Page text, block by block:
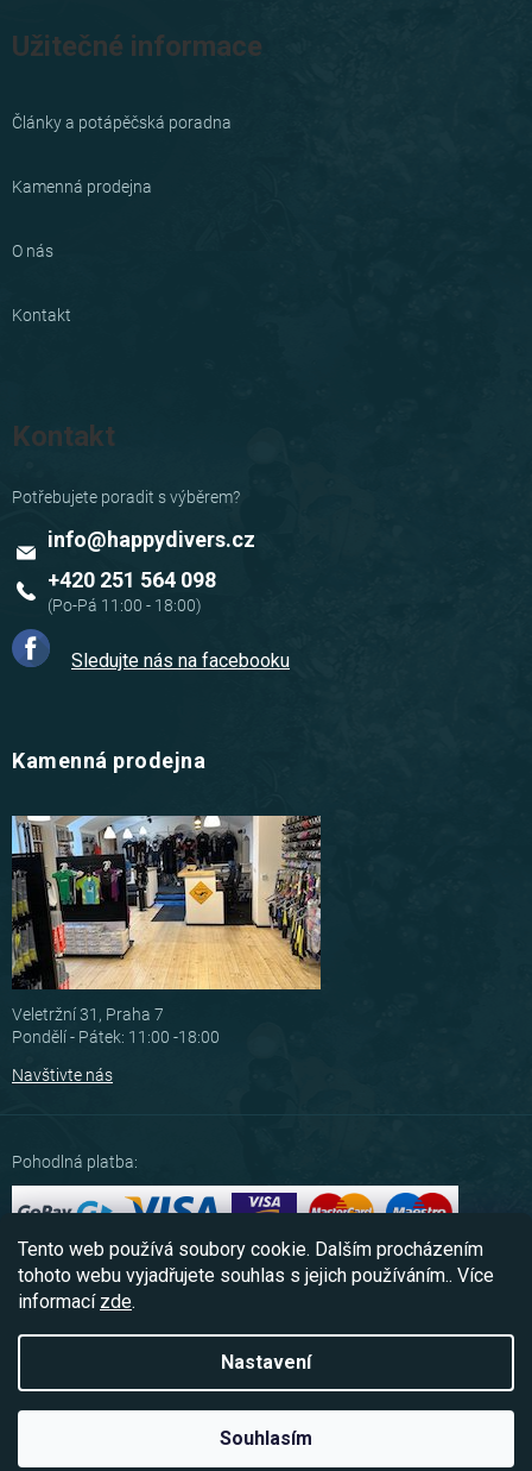
Tento web používá soubory cookie. Dalším procházením
tohoto webu vyjadřujete souhlas s jejich používáním.. Více
informací zde.
Nastavení
Souhlasím
Užitečné informace
Články a potápěčská poradna
Kamenná prodejna
O nás
Kontakt
Kontakt
info@happydivers.cz
+420 251 564 098
Sledujte nás na facebooku
Kamenná prodejna
Veletržní 31, Praha 7
Pondělí - Pátek: 11:00 -18:00
Navštivte nás
Pohodlná platba:
Možnosti dopravy:
Scubashop.cz. Všechna práva vyhrazena.